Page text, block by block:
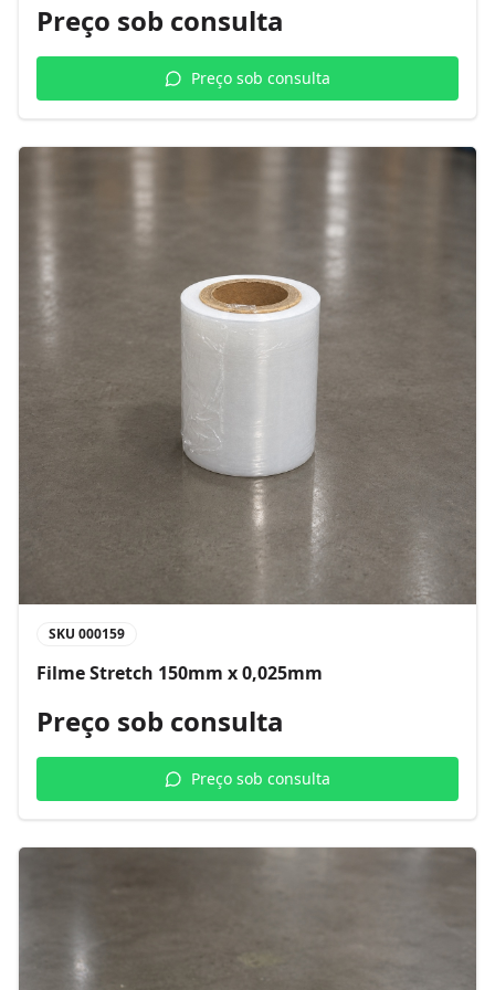
Preço sob consulta
Preço sob consulta
SKU 000159
Filme Stretch 150mm x 0,025mm
Preço sob consulta
Preço sob consulta